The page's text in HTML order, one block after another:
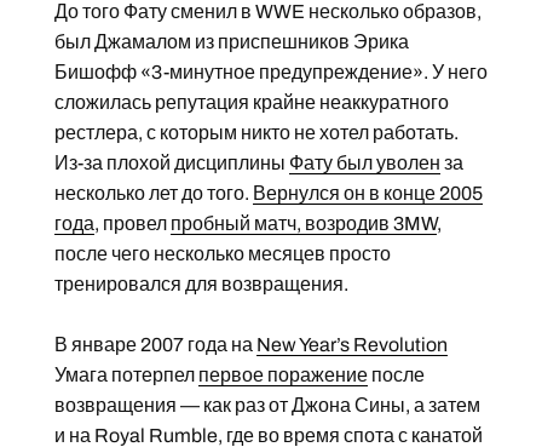
До того Фату сменил в WWE несколько образов,
был Джамалом из приспешников Эрика
Бишофф «3-минутное предупреждение». У него
сложилась репутация крайне неаккуратного
рестлера, с которым никто не хотел работать.
Из-за плохой дисциплины Фату был уволен за
несколько лет до того. Вернулся он в конце 2005
года, провел пробный матч, возродив 3MW,
после чего несколько месяцев просто
тренировался для возвращения.
В январе 2007 года на New Year’s Revolution
Умага потерпел первое поражениепосле
возвращения — как раз от Джона Сины, а затем
и на Royal Rumble, где во время спота с канатой